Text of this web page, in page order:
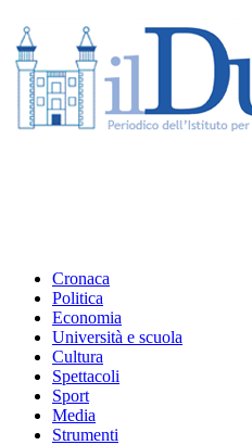
Cronaca
Politica
Economia
Università e scuola
Cultura
Spettacoli
Sport
Media
Strumenti